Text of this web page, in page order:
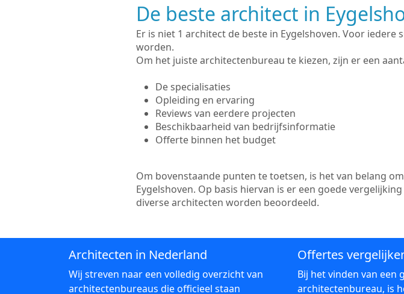
De beste architect in
Er is niet 1 architect de beste in Eygelshoven. Voor
worden.
Om het juiste architectenbureau te kiezen, zijn er een
De specialisaties
Opleiding en ervaring
Reviews van eerdere projecten
Beschikbaarheid van bedrijfsinformatie
Offerte binnen het budget
Om bovenstaande punten te toetsen, is het van belang
Eygelshoven. Op basis hiervan is er een goede
diverse architecten worden beoordeeld.
Architecten in Nederland
Wij streven naar een volledig overzicht van
architectenbureaus die officieel staan
Offertes
Bij het vinden van een
architectenbureau, is